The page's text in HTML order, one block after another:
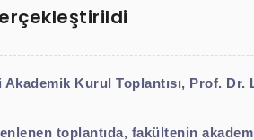
Kurul Toplantısı, Prof. Dr.
toplantıda, fakültenin